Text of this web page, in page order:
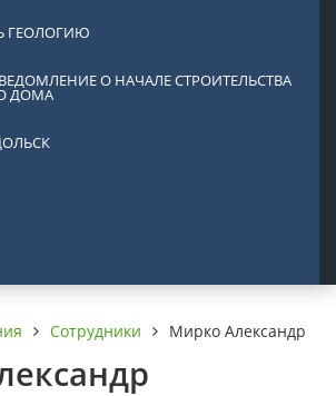
ГЕОЛОГИЮ
О НАЧАЛЕ СТРОИТЕЛЬСТВА
ДОМА
Сотрудники Мирко Александр